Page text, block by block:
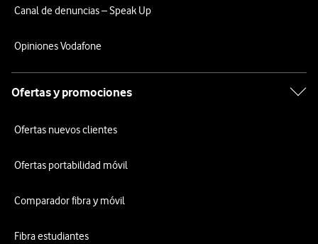
Canal de denuncias – Speak Up
Opiniones Vodafone
Ofertas y promociones
Ofertas nuevos clientes
Ofertas portabilidad móvil
Comparador fibra y móvil
Fibra estudiantes